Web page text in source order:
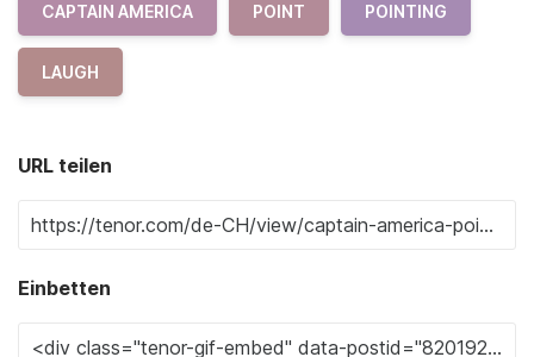
CAPTAIN AMERICA POINT POINTING
LAUGH
URL teilen
Einbetten